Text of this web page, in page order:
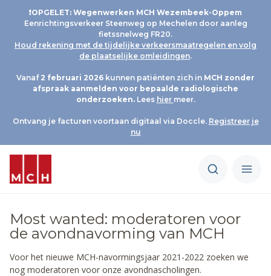
❗OPGELET: Wegenwerken MCH Wezembeek-Oppem
Eenrichtingsverkeer Steenweg op Mechelen door aanleg
fietssnelweg FR20.
Houd rekening met de tijdelijke verkeersmaatregelen en volg
de plaatselijke omleidingen.
Vanaf 2 februari 2026 kunnen patiënten zich in MCH zonder
afspraak aanmelden voor bepaalde radiologische
onderzoeken.Lees hier meer.
Ontvang je facturen voortaan digitaal via Doccle. Registreer je
nu
Most wanted: moderatoren voor
de avondnavorming van MCH
Voor het nieuwe MCH-navormingsjaar 2021-2022 zoeken we
nog moderatoren voor onze avondnascholingen.